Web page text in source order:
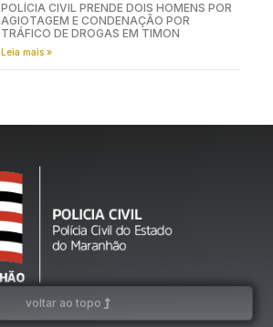
POLÍCIA CIVIL PRENDE DOIS HOMENS POR
AGIOTAGEM E CONDENAÇÃO POR
TRÁFICO DE DROGAS EM TIMON
Leia mais »
voltar ao topo